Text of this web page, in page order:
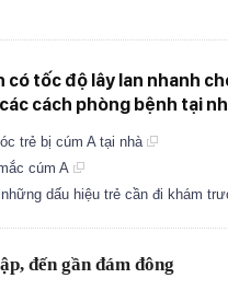
có tốc độ lây lan nhanh
cách phòng bệnh tại
trẻ bị cúm A tại nhà
cúm A
dấu hiệu trẻ cần đi khám
đến gần đám đông